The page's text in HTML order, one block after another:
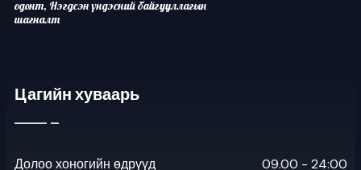
одонт, Нэгдсэн үндэсний байгууллагын
шагналт
Цагийн хуваарь
Долоо хоногийн өдрүүд 09.00 - 24:00